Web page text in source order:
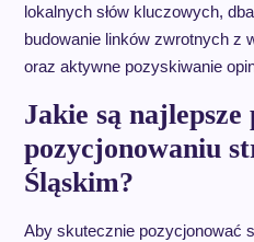
lokalnych słów kluczowych,
budowanie linków zwrotnych z
oraz aktywne pozyskiwanie
Jakie są
pozycjonowaniu
Śląskim?
Aby skutecznie pozycjonować